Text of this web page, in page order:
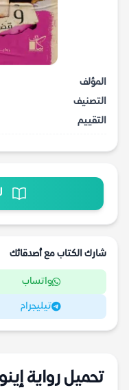
المؤلف
التصنيف
التقييم
شارك الكتاب مع أصدقائك
واتساب
تيليجرام
تحميل رواية